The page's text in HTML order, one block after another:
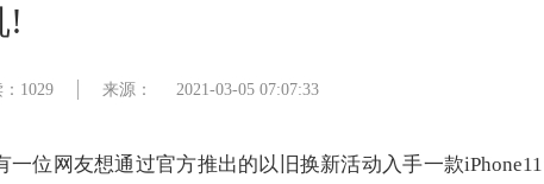
!
1029 来源： 2021-03-05 07:07:33
一位网友想通过官方推出的以旧换新活动入手一款